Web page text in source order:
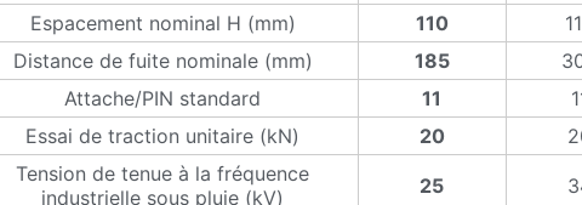
Espacement nominal H (mm)
110
Distance de fuite nominale (mm)
185
Attache/PIN standard
11
Essai de traction unitaire (kN)
20
Tension de tenue à la fréquence
industrielle sous pluie (kV)
25